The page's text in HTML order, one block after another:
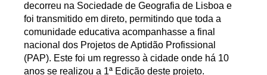
decorreu na Sociedade de Geografia de Lisboa e
foi transmitido em direto, permitindo que toda a
comunidade educativa acompanhasse a final
nacional dos Projetos de Aptidão Profissional
(PAP). Este foi um regresso à cidade onde há 10
anos se realizou a 1ª Edição deste projeto.